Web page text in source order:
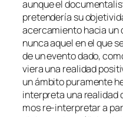
aun­que el
pre­ten­de­ría su
acer­ca­mien­to ha­cia un
nun­ca aquel en el que
de un even­to da­do,
vie­ra una reali­dad
un ám­bi­to pu­ra­men­te
in­ter­pre­ta una reali­dad
mos re-interpretar a